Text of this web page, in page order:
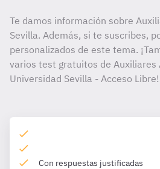
Te damos información sobre
Sevilla. Además, si te suscribes,
personalizados de este tema.
varios test gratuitos de
Universidad Sevilla - Acceso Libre!
Con respuestas justificadas